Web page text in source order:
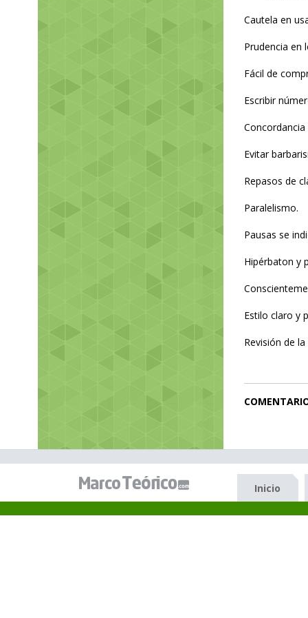
Cautela en
Prudencia en
Fácil de
Escribir
Evitar
Repasos de
Paralelismo.
Pausas se
Hipérbaton y
Estilo claro y
Revisión de
Inicio